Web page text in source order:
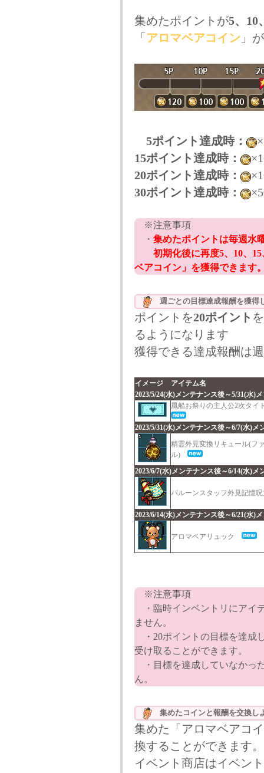
集めたポイントが5、10
「 アロマベアコイン 」
5ポイント達成時：
15ポイント達成時：
20ポイント達成時：
30ポイント達成時：
※注意事項
・ 集めたポイントは毎週水
初期化後に再度5、10、15
ベアコイン」を獲得できます
週ごとの目標達成報酬を獲
ポイントを20ポイント
るようになります
獲得できる達成報酬は
イメージ
アイテム名
2023/5/24(水)メンテナンス後～5/31(水)
風船お祭りの主人公2次タ
2023/5/31(水)メンテナンス後～6/7(水)メ
精霊外見変換リキュール(フ
ル)
2023/6/7(水)メンテナンス後～6/14(水)メ
バルーンスタッフ外見記憶
2023/6/14(水)メンテナンス後～6/21(水)
アロマベアリュック
※注意事項
・臨時インベントリにアイ
ません。
・20ポイントの目標を達成
受け取ることができます。
・目標を達成していなかっ
ん。
集めたコインと報酬を交換
集めた「アロマベアコ
換することができます。
イベント商店はイベン